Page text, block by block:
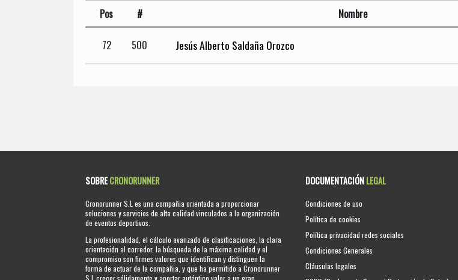
Pos # Nombre
72 500 Jesús Alberto Saldaña Orozco
SOBRECRONORUNNER
Cronorunner S.L es una compañia orientada a proporcionar
soluciones y servicios de alta calidad vinculados a la organización
de eventos deportivos.
La profesionalidad, el cálculo avanzado de clasificaciones, la clara
orientación al corredor, la búsqueda de la máxima calidad y el
compromiso son firmes valores que identifican y distinguen la
forma de actuar de la compañia, y que ha permitido a Cronorunner
S.L crecer sólidamente y aportar auténtico valor a un gran
DOCUMENTACIÓNLEGAL
Condiciones de uso
Política de cookies
Política privacidad redes sociales
Condiciones Generales
Cláusulas legales